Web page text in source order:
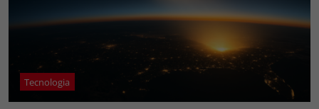
Tecnologia